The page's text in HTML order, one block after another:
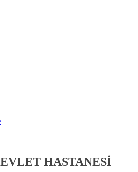
HASTANESİ